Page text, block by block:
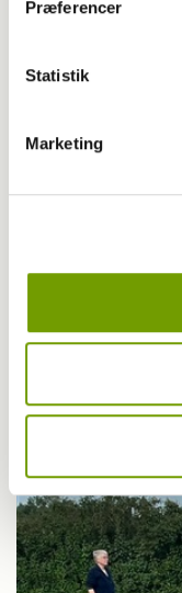
Præferencer
Statistik
Marketing
Adfærd
Hvorfor graver